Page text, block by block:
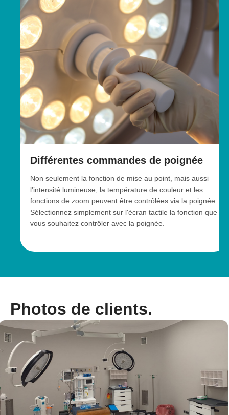
Différentes commandes de poignée
Non seulement la fonction de mise au point, mais aussi
l'intensité lumineuse, la température de couleur et les
fonctions de zoom peuvent être contrôlées via la poignée.
Sélectionnez simplement sur l'écran tactile la fonction que
vous souhaitez contrôler avec la poignée.
Photos de clients.